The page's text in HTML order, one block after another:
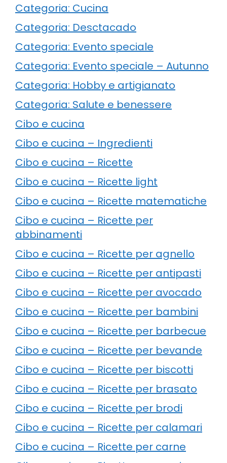
Categoria: Cucina
Categoria: Desctacado
Categoria: Evento speciale
Categoria: Evento speciale – Autunno
Categoria: Hobby e artigianato
Categoria: Salute e benessere
Cibo e cucina
Cibo e cucina – Ingredienti
Cibo e cucina – Ricette
Cibo e cucina – Ricette light
Cibo e cucina – Ricette matematiche
Cibo e cucina – Ricette per
abbinamenti
Cibo e cucina – Ricette per agnello
Cibo e cucina – Ricette per antipasti
Cibo e cucina – Ricette per avocado
Cibo e cucina – Ricette per bambini
Cibo e cucina – Ricette per barbecue
Cibo e cucina – Ricette per bevande
Cibo e cucina – Ricette per biscotti
Cibo e cucina – Ricette per brasato
Cibo e cucina – Ricette per brodi
Cibo e cucina – Ricette per calamari
Cibo e cucina – Ricette per carne